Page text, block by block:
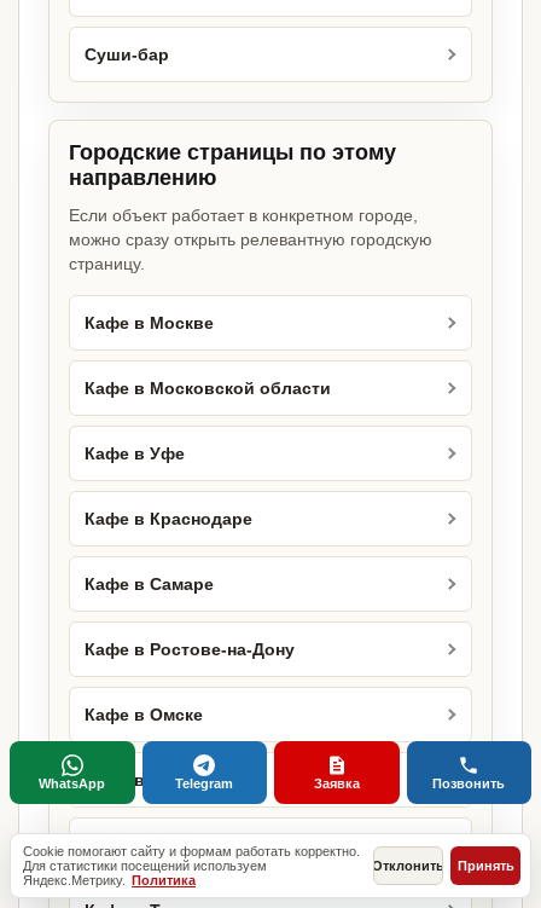
Суши-бар
Городские страницы по этому
направлению
Если объект работает в конкретном городе,
можно сразу открыть релевантную городскую
страницу.
Кафе в Москве
Кафе в Московской области
Кафе в Уфе
Кафе в Краснодаре
Кафе в Самаре
Кафе в Ростове-на-Дону
Кафе в Омске
Кафе в Воронеже
Кафе в Перми
Cookie помогают сайту и формам работать корректно.
Для статистики посещений используем
Яндекс.Метрику. Политика
Отклонить Принять
WhatsApp Telegram Заявка Позвонить